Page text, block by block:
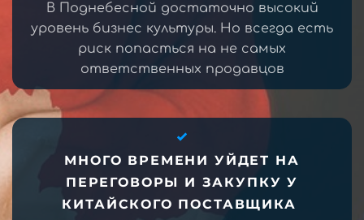
В Поднебесной достаточно высокий
уровень бизнес культуры. Но всегда есть
риск попасться на не самых
ответственных продавцов
МНОГО ВРЕМЕНИ УЙДЕТ НА
ПЕРЕГОВОРЫ И ЗАКУПКУ У
КИТАЙСКОГО ПОСТАВЩИКА